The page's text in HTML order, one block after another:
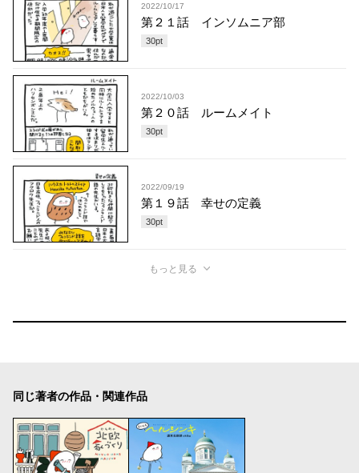
2022/10/17
第２１話 インソムニア部
30pt
2022/10/03
第２０話 ルームメイト
30pt
2022/09/19
第１９話 幸せの定義
30pt
もっと見る
同じ著者の作品・関連作品